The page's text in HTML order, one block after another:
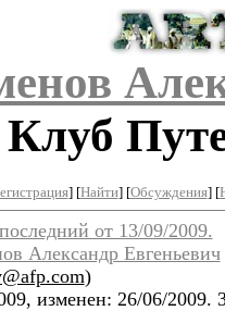
Клуб
] [Найти] [Обсуждения] [
от 13/09/2009.
Александр Евгеньевич
)
изменен: 26/06/2009.